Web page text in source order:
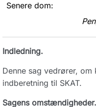
Senere dom:
Indledning.
Denne sag vedrører,
indberetning til SKAT.
Sagens omstændigheder.